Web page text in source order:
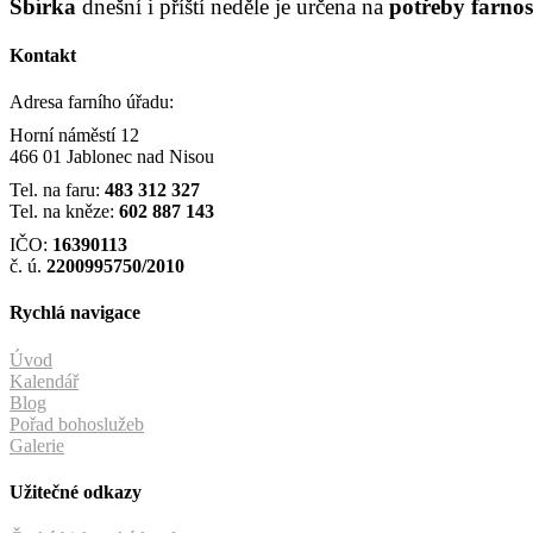
Sbírka dnešní i příští neděle je určena na potřeby
Kontakt
Adresa farního úřadu:
Horní náměstí 12
466 01 Jablonec nad Nisou
Tel. na faru: 483 312 327
Tel. na kněze: 602 887 143
IČO: 16390113
č. ú. 2200995750/2010
Rychlá navigace
Úvod
Kalendář
Blog
Pořad bohoslužeb
Galerie
Užitečné odkazy